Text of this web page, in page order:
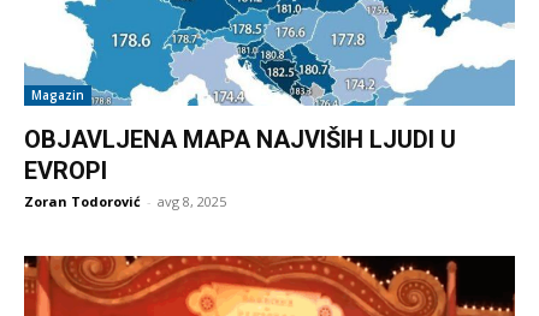
Magazin
OBJAVLJENA MAPA NAJVIŠIH LJUDI U
EVROPI
Zoran Todorović - avg 8, 2025